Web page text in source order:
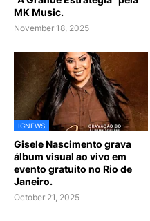
MK Music.
November 18, 2025
IGNEWS
Gisele Nascimento grava
álbum visual ao vivo em
evento gratuito no Rio de
Janeiro.
October 21, 2025